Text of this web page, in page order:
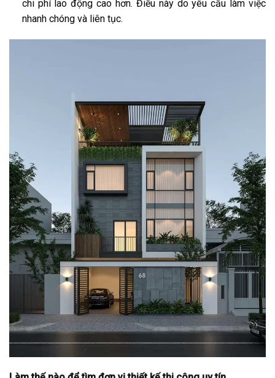
chi phí lao động cao hơn. Điều này do yêu cầu làm việc
nhanh chóng và liên tục.